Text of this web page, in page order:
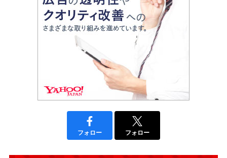
フォロー フォロー